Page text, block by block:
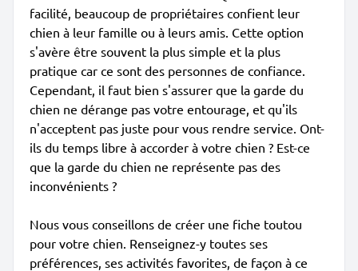
facilité, beaucoup de propriétaires confient leur
chien à leur famille ou à leurs amis. Cette option
s'avère être souvent la plus simple et la plus
pratique car ce sont des personnes de confiance.
Cependant, il faut bien s'assurer que la garde du
chien ne dérange pas votre entourage, et qu'ils
n'acceptent pas juste pour vous rendre service. Ont-
ils du temps libre à accorder à votre chien ? Est-ce
que la garde du chien ne représente pas des
inconvénients ?
Nous vous conseillons de créer une fiche toutou
pour votre chien. Renseignez-y toutes ses
préférences, ses activités favorites, de façon à ce